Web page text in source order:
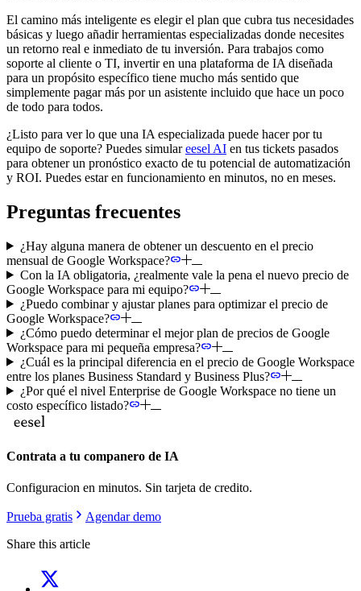
El camino más inteligente es elegir el plan que cubra tus necesidades
básicas y luego añadir herramientas especializadas donde necesites
un retorno real e inmediato de tu inversión. Para trabajos como
soporte al cliente o TI, invertir en una plataforma de IA diseñada
para un propósito específico tiene mucho más sentido que
simplemente pagar más por un asistente incluido que hace un poco
de todo para todos.
¿Listo para ver lo que una IA especializada puede hacer por tu
equipo de soporte? Puedes simulareesel AI en tus tickets pasados
para obtener un pronóstico exacto de tu potencial de automatización
y ROI. Puedes estar en funcionamiento en minutos, no en meses.
Preguntas frecuentes
¿Hay alguna manera de obtener un descuento en el precio
mensual de Google Workspace?
Con la IA obligatoria, ¿realmente vale la pena el nuevo precio de
Google Workspace para mi equipo?
¿Puedo combinar y ajustar planes para optimizar el precio de
Google Workspace?
¿Cómo puedo determinar el mejor plan de precios de Google
Workspace para mi pequeña empresa?
¿Cuál es la principal diferencia en el precio de Google Workspace
entre los planes Business Standard y Business Plus?
¿Por qué el nivel Enterprise de Google Workspace no tiene un
costo específico listado?
Contrata a tu companero de IA
Configuracion en minutos. Sin tarjeta de credito.
Prueba gratis
Agendar demo
Share this article